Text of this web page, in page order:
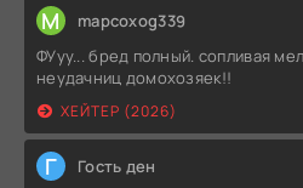
M mapcoxog339
ФУуу... бред полный. сопливая
неудачниц домохозяек!!
ХЕЙТЕР (2026)
Г Гость ден